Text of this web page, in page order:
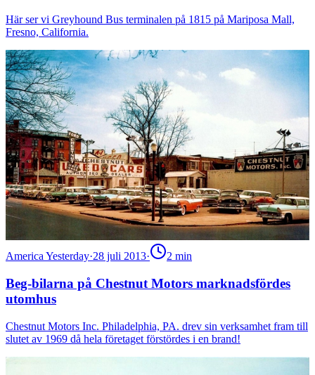
Här ser vi Greyhound Bus terminalen på 1815 på Mariposa Mall,
Fresno, California.
America Yesterday·28 juli 2013· 2 min
Beg-bilarna på Chestnut Motors marknadsfördes
utomhus
Chestnut Motors Inc. Philadelphia, PA. drev sin verksamhet fram till
slutet av 1969 då hela företaget förstördes i en brand!